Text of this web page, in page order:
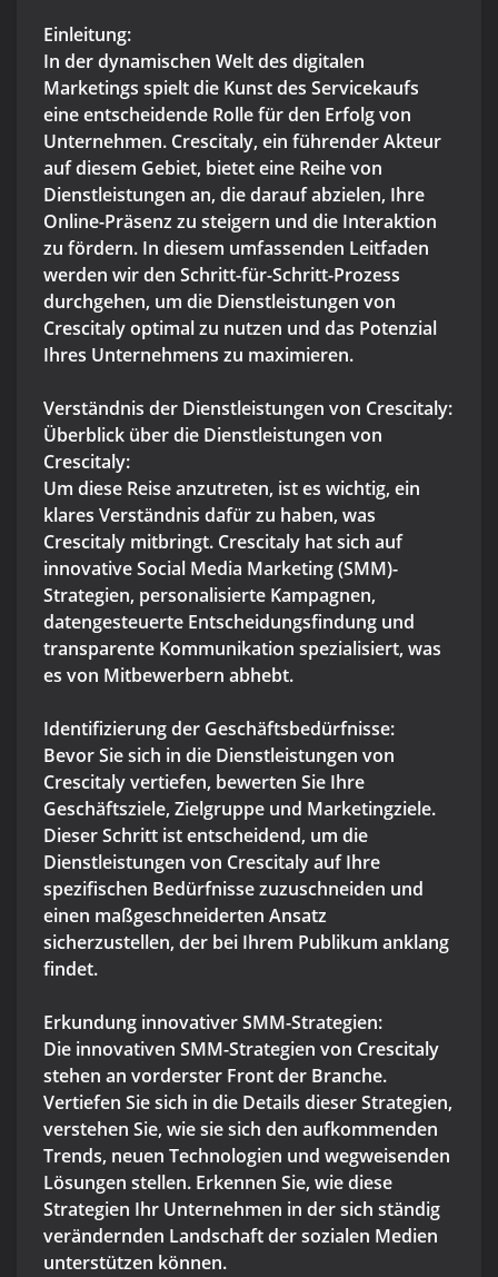
Einleitung:
In der dynamischen Welt des digitalen
Marketings spielt die Kunst des Servicekaufs
eine entscheidende Rolle für den Erfolg von
Unternehmen. Crescitaly, ein führender Akteur
auf diesem Gebiet, bietet eine Reihe von
Dienstleistungen an, die darauf abzielen, Ihre
Online-Präsenz zu steigern und die Interaktion
zu fördern. In diesem umfassenden Leitfaden
werden wir den Schritt-für-Schritt-Prozess
durchgehen, um die Dienstleistungen von
Crescitaly optimal zu nutzen und das Potenzial
Ihres Unternehmens zu maximieren.
Verständnis der Dienstleistungen von Crescitaly:
Überblick über die Dienstleistungen von
Crescitaly:
Um diese Reise anzutreten, ist es wichtig, ein
klares Verständnis dafür zu haben, was
Crescitaly mitbringt. Crescitaly hat sich auf
innovative Social Media Marketing (SMM)-
Strategien, personalisierte Kampagnen,
datengesteuerte Entscheidungsfindung und
transparente Kommunikation spezialisiert, was
es von Mitbewerbern abhebt.
Identifizierung der Geschäftsbedürfnisse:
Bevor Sie sich in die Dienstleistungen von
Crescitaly vertiefen, bewerten Sie Ihre
Geschäftsziele, Zielgruppe und Marketingziele.
Dieser Schritt ist entscheidend, um die
Dienstleistungen von Crescitaly auf Ihre
spezifischen Bedürfnisse zuzuschneiden und
einen maßgeschneiderten Ansatz
sicherzustellen, der bei Ihrem Publikum anklang
findet.
Erkundung innovativer SMM-Strategien:
Die innovativen SMM-Strategien von Crescitaly
stehen an vorderster Front der Branche.
Vertiefen Sie sich in die Details dieser Strategien,
verstehen Sie, wie sie sich den aufkommenden
Trends, neuen Technologien und wegweisenden
Lösungen stellen. Erkennen Sie, wie diese
Strategien Ihr Unternehmen in der sich ständig
verändernden Landschaft der sozialen Medien
unterstützen können.